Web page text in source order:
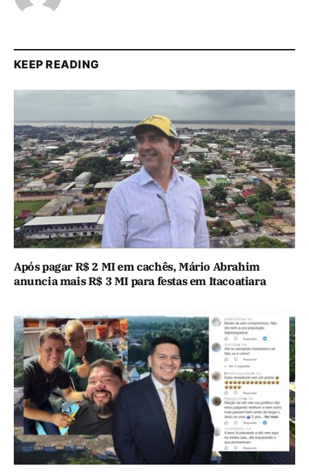
KEEP READING
Após pagar R$ 2 MI em cachês, Mário Abrahim
anuncia mais R$ 3 MI para festas em Itacoatiara